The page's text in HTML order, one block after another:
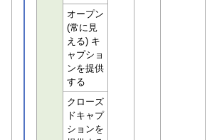
オープン
(常に見
える) キ
ャプショ
ンを提供
する
クローズ
ドキャプ
ションを